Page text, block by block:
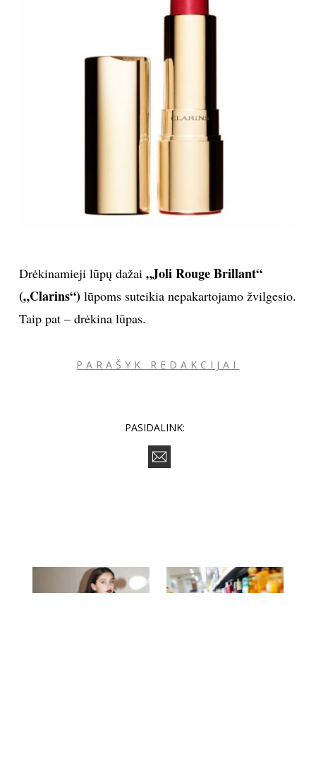
Drėkinamieji lūpų dažai „Joli Rouge Brillant“
(„Clarins“)lūpoms suteikia nepakartojamo žvilgesio.
Taip pat – drėkina lūpas.
PARAŠYK REDAKCIJAI
PASIDALINK: